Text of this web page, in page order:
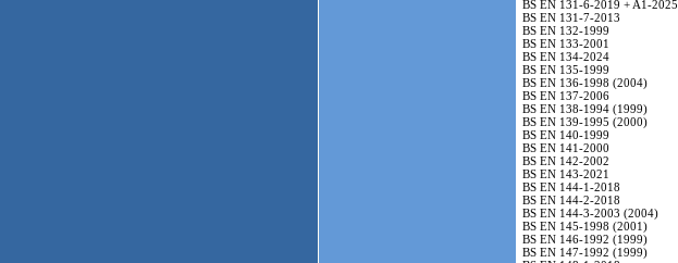
BS EN 131-6-2019 + A1-2025
BS EN 131-7-2013
BS EN 132-1999
BS EN 133-2001
BS EN 134-2024
BS EN 135-1999
BS EN 136-1998 (2004)
BS EN 137-2006
BS EN 138-1994 (1999)
BS EN 139-1995 (2000)
BS EN 140-1999
BS EN 141-2000
BS EN 142-2002
BS EN 143-2021
BS EN 144-1-2018
BS EN 144-2-2018
BS EN 144-3-2003 (2004)
BS EN 145-1998 (2001)
BS EN 146-1992 (1999)
BS EN 147-1992 (1999)